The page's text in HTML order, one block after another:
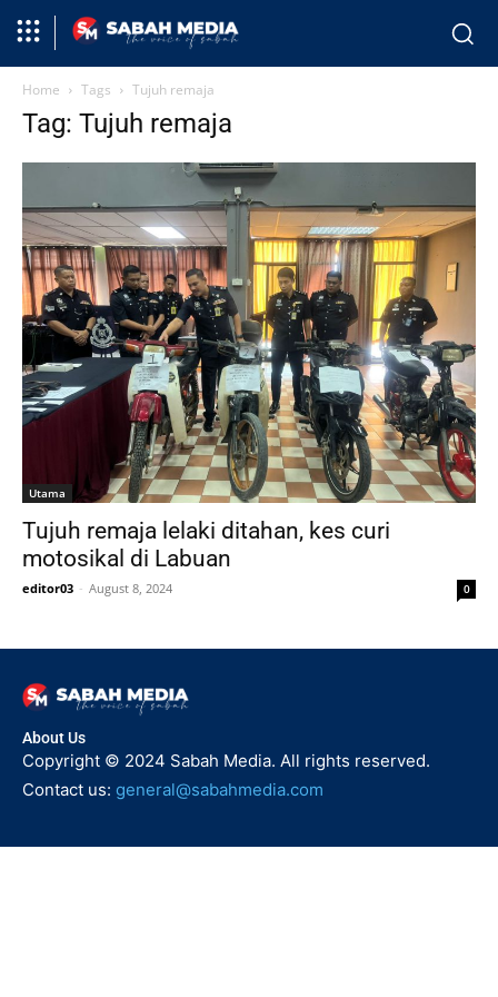
Home Tags Tujuh remaja
Tag: Tujuh remaja
Utama
Tujuh remaja lelaki ditahan, kes curi
motosikal di Labuan
editor03 - August 8, 2024 0
About Us
Copyright © 2024 Sabah Media. All rights reserved.
Contact us: general@sabahmedia.com